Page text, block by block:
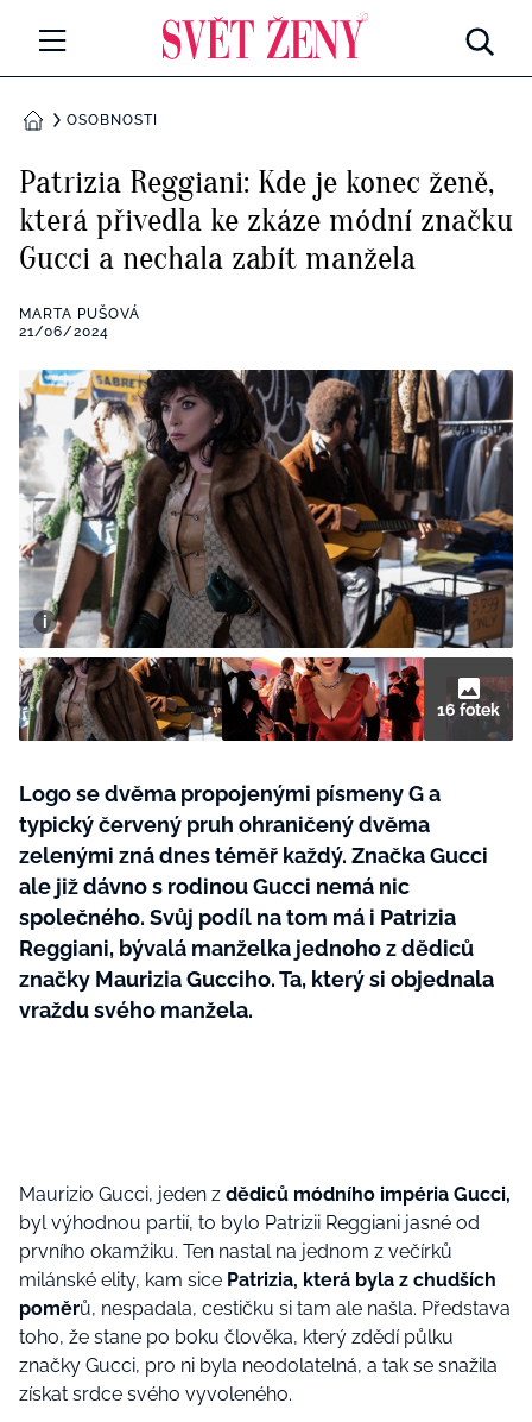
Všechny kategorie
Rozhovory
RETROHUBKY
Všechny kategorie
Seberozvoj
Všechny kategorie
Životní styl
ZÁBAVA
Všechny kategorie
Testy a kvízy
BYDLENÍ
Všechny kategorie
Tvoření
Rady a tipy
BurdaMedia
Extra
SVĚT ŽENY - 599 KČ
ROČNÍ PŘEDPLATNÉ SVĚT ŽENY +
SADA PRODUKTŮ MANA (10 ks)
DOMŮOSOBNOSTI
Patrizia Reggiani: Kde je konec ženě,
která přivedla ke zkáze módní značku
Gucci a nechala zabít manžela
MARTA PUŠOVÁ
21/06/2024
16 fotek
Logo se dvěma propojenými písmeny G a
typický červený pruh ohraničený dvěma
zelenými zná dnes téměř každý. Značka Gucci
ale již dávno s rodinou Gucci nemá nic
společného. Svůj podíl na tom má i Patrizia
Reggiani, bývalá manželka jednoho z dědiců
značky Maurizia Gucciho. Ta, který si objednala
vraždu svého manžela.
Maurizio Gucci, jeden z dědiců módního impéria Gucci,
byl výhodnou partií, to bylo Patrizii Reggiani jasné od
prvního okamžiku. Ten nastal na jednom z večírků
milánské elity, kam sice Patrizia, která byla z chudších
poměrů, nespadala, cestičku si tam ale našla. Představa
toho, že stane po boku člověka, který zdědí půlku
značky Gucci, pro ni byla neodolatelná, a tak se snažila
získat srdce svého vyvoleného.